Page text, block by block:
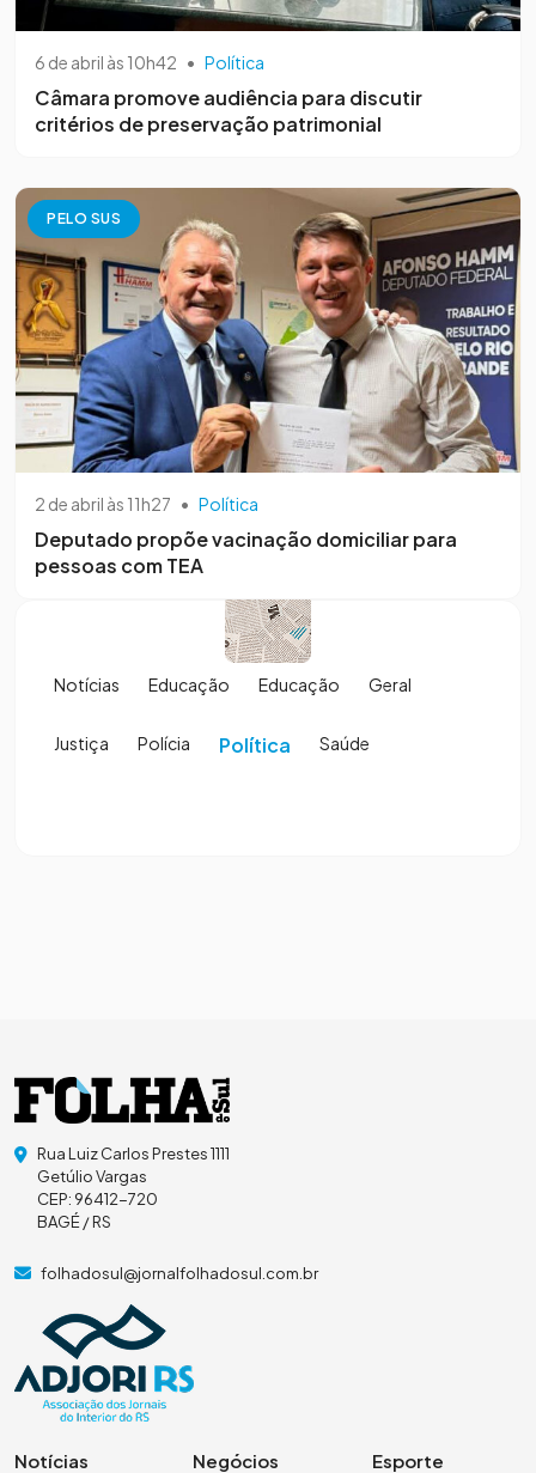
6 de abril às 10h42 • Política
Câmara promove audiência para discutir
critérios de preservação patrimonial
PELO SUS
2 de abril às 11h27 • Política
Deputado propõe vacinação domiciliar para
pessoas com TEA
Notícias Educação Educação Geral
Justiça Polícia Política Saúde
Rua Luiz Carlos Prestes 1111
Getúlio Vargas
CEP: 96412-720
BAGÉ / RS
folhadosul@jornalfolhadosul.com.br
Notícias Negócios Esporte